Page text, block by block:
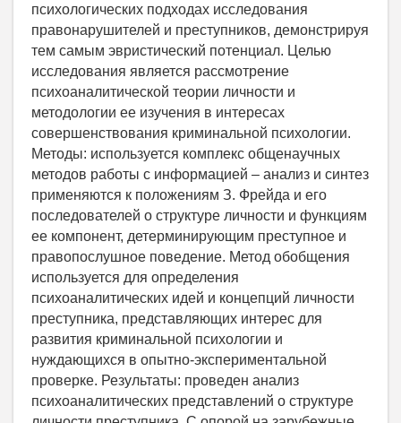
психологических подходах исследования
правонарушителей и преступников, демонстрируя
тем самым эвристический потенциал. Целью
исследования является рассмотрение
психоаналитической теории личности и
методологии ее изучения в интересах
совершенствования криминальной психологии.
Методы: используется комплекс общенаучных
методов работы с информацией – анализ и синтез
применяются к положениям З. Фрейда и его
последователей о структуре личности и функциям
ее компонент, детерминирующим преступное и
правопослушное поведение. Метод обобщения
используется для определения
психоаналитических идей и концепций личности
преступника, представляющих интерес для
развития криминальной психологии и
нуждающихся в опытно-экспериментальной
проверке. Результаты: проведен анализ
психоаналитических представлений о структуре